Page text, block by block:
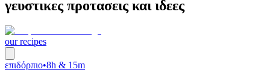
γευστικες προτασεις και ιδεες
our recipes
επιδόρπιο•8h & 15m